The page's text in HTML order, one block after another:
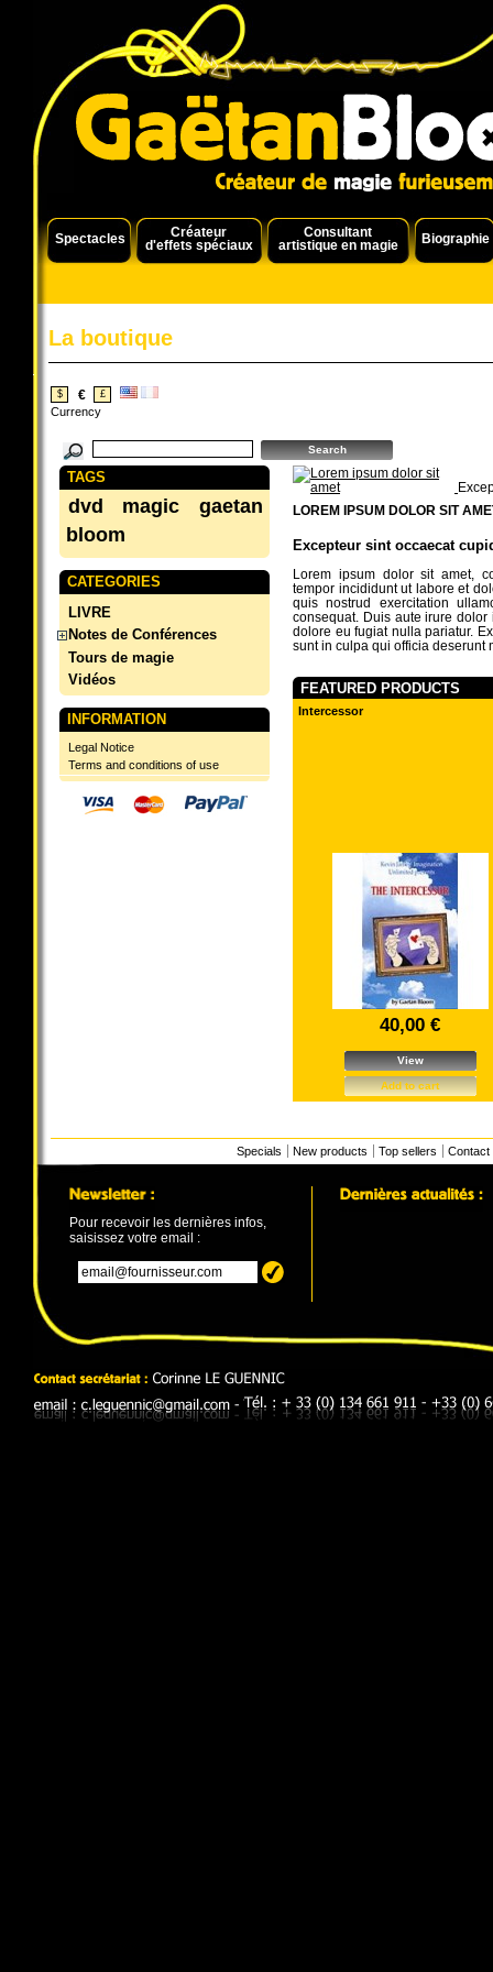
Spectacles
Créateur
d'effets spéciaux
Consultant
artistique en magie
Biographie
La boutique
$ € £
Currency
TAGS
dvd magic
gaetan
bloom
CATEGORIES
LIVRE
Notes de Conférences
Tours de magie
Vidéos
INFORMATION
Legal Notice
Terms and conditions of use
LOREM IPSUM DOLOR SIT
Excepteur sint occaecat
Lorem ipsum dolor sit amet,
tempor incididunt ut labore et
quis nostrud exercitation
consequat. Duis aute irure
dolore eu fugiat nulla pariatur.
sunt in culpa qui officia deserunt
FEATURED PRODUCTS
Intercessor
40,00 €
View
Add to cart
Specials New products Top sellers Contact
Pour recevoir les dernières infos,
saisissez votre email :